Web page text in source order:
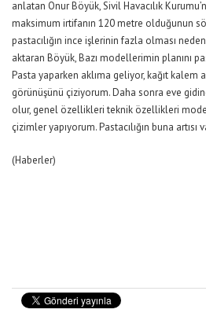
anlatan Onur Böyük, Sivil Havacılık
maksimum irtifanın 120 metre olduğunun
pastacılığın ince işlerinin fazla olması
aktaran Böyük, Bazı modellerimin planını
Pasta yaparken aklıma geliyor, kağıt
görünüşünü çiziyorum. Daha sonra eve
olur, genel özellikleri teknik özellikleri
çizimler yapıyorum. Pastacılığın buna artısı
(Haberler)